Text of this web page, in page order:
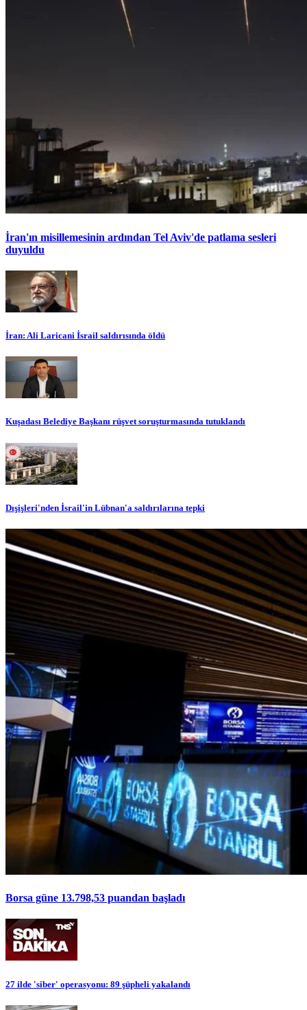
İran'ın misillemesinin ardından Tel Aviv'de patlama sesleri
duyuldu
İran: Ali Laricani İsrail saldırısında öldü
Kuşadası Belediye Başkanı rüşvet soruşturmasında tutuklandı
Dışişleri'nden İsrail'in Lübnan'a saldırılarına tepki
Borsa güne 13.798,53 puandan başladı
27 ilde 'siber' operasyonu: 89 şüpheli yakalandı